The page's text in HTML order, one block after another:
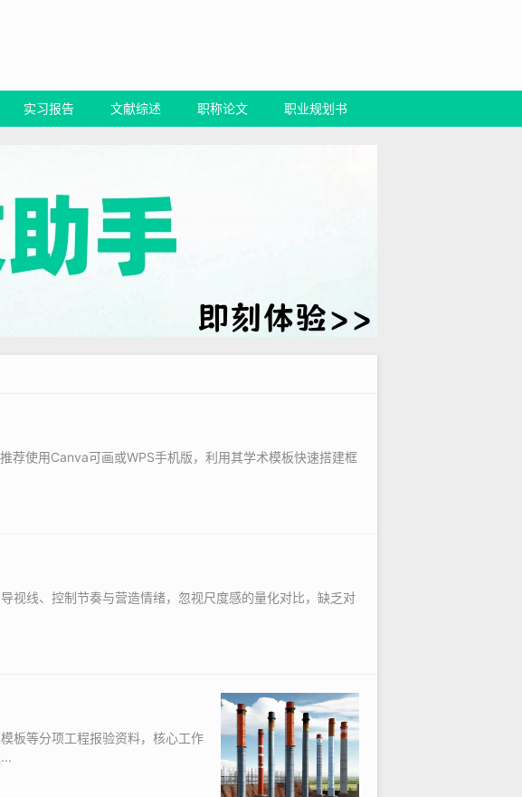
实习报告 文献综述 职称论文 职业规划书
荐使用Canva可画或WPS手机版，利用其学术模板快速搭建框
视线、控制节奏与营造情绪，忽视尺度感的量化对比，缺乏对
板等分项工程报验资料，核心工作